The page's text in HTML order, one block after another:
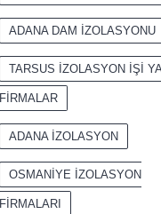
ADANA DAM İZOLASYONU
TARSUS İZOLASYON İŞİ
FİRMALAR
ADANA İZOLASYON
OSMANİYE İZOLASYON
FİRMALARI